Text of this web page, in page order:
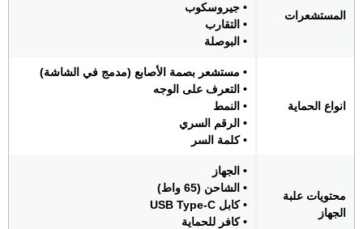
المستشعرات
• جيروسكوب
• التقارب
• البوصلة
انواع الحماية
• مستشعر بصمة الأصابع (مدمج في الشاشة)
• التعرف على الوجه
• النمط
• الرقم السري
• كلمة السر
محتويات علبة
الجهاز
• الجهاز
• الشاحن (65 واط)
• كابل USB Type-C
• كافر للحماية